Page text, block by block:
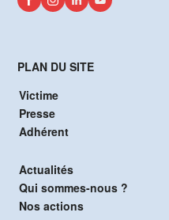
PLAN DU SITE
Victime
Presse
Adhérent
Actualités
Qui sommes-nous ?
Nos actions